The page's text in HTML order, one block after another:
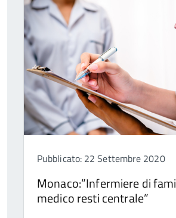
Pubblicato: 22 Settembre 2020
Monaco:”Infermiere di
medico resti centrale”